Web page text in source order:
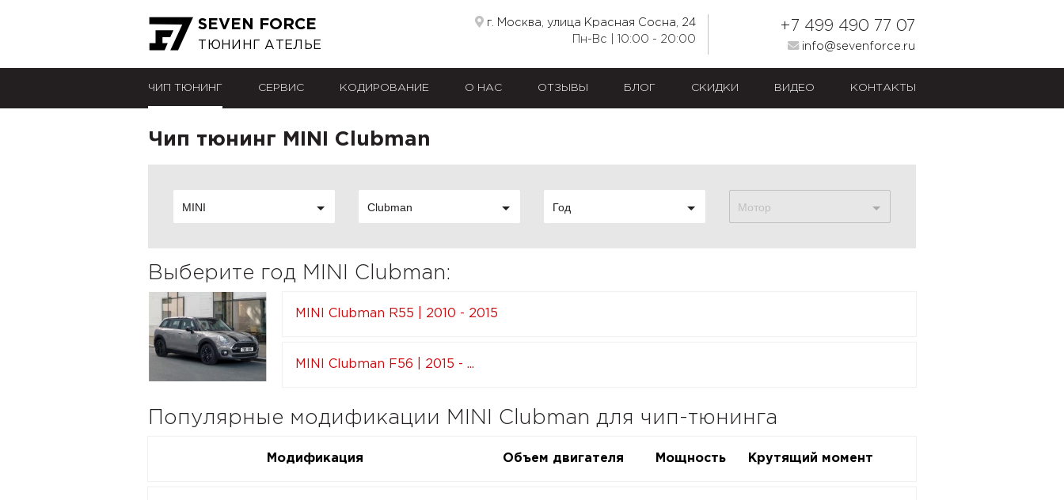
SEVEN FORCE
ТЮНИНГ АТЕЛЬЕ
г. Москва, улица Красная Сосна, 24
Пн-Вс | 10:00 - 20:00
+7 499 490 77 07
info@sevenforce.ru
ЧИП ТЮНИНГ СЕРВИС КОДИРОВАНИЕ О НАС ОТЗЫВЫ БЛОГ СКИДКИ ВИДЕО КОНТАКТЫ
Чип тюнинг MINI Clubman
MINI Clubman Год Мотор
Выберите год MINI Clubman:
MINI Clubman R55 | 2010 - 2015
MINI Clubman F56 | 2015 - ...
Популярные модификации MINI Clubman для чип-тюнинга
Модификация Объем двигателя Мощность Крутящий момент